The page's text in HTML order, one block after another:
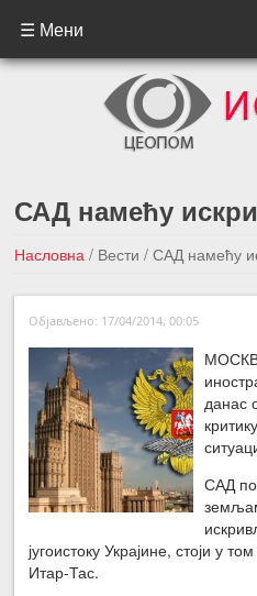
☰ Мени
САД намећу
Насловна / Вести/ САД намећу
Објављено: 17/04/2014, 00:05
данас
САД
југоистоку Украјине, стоји у
Итар-Тас.